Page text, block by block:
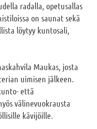
radalla, opetusallas
on saunat sekä
löytyy kuntosali,
Maukas, josta
uimisen jälkeen.
että
välinevuokrausta
kävijöille.